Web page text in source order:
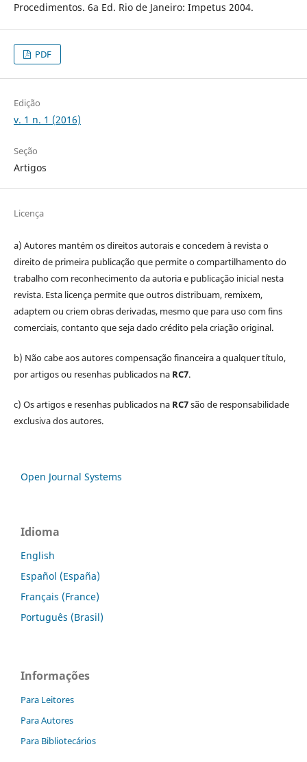
Procedimentos. 6a Ed. Rio de Janeiro: Impetus 2004.
PDF
Edição
v. 1 n. 1 (2016)
Seção
Artigos
Licença
a) Autores mantém os direitos autorais e concedem à revista o
direito de primeira publicação que permite o compartilhamento do
trabalho com reconhecimento da autoria e publicação inicial nesta
revista. Esta licença permite que outros distribuam, remixem,
adaptem ou criem obras derivadas, mesmo que para uso com fins
comerciais, contanto que seja dado crédito pela criação original.
b) Não cabe aos autores compensação financeira a qualquer título,
por artigos ou resenhas publicados na RC7.
c) Os artigos e resenhas publicados na RC7são de responsabilidade
exclusiva dos autores.
Open Journal Systems
Idioma
English
Español (España)
Français (France)
Português (Brasil)
Informações
Para Leitores
Para Autores
Para Bibliotecários